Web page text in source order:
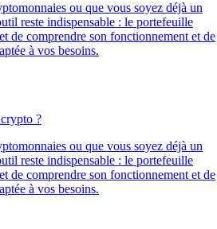
ou que vous soyez déjà un
reste indispensable : le portefeuille
de comprendre son fonctionnement et de
à vos besoins.
?
ou que vous soyez déjà un
reste indispensable : le portefeuille
de comprendre son fonctionnement et de
à vos besoins.